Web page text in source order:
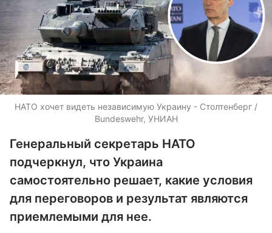
НАТО хочет видеть независимую Украину - Столтенберг /
Bundeswehr, УНИАН
Генеральный секретарь НАТО
подчеркнул, что Украина
самостоятельно решает, какие условия
для переговоров и результат являются
приемлемыми для нее.